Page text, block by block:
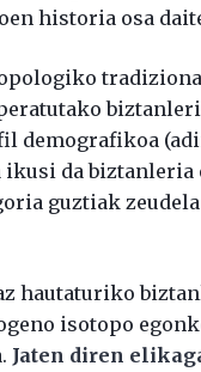
historia osa
demografikoa
ikusi da biztanleria
guztiak
hautaturiko
isotopo
Jaten diren